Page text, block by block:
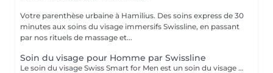
Votre parenthèse urbaine à Hamilius. Des soins express de 30
minutes aux soins du visage immersifs Swissline, en passant
par nos rituels de massage et...
Soin du visage pour Homme par Swissline
Le soin du visage Swiss Smart for Men est un soin du visage entièrement personnalisé de 45 à 60 minutes conçu pour les hommes qui cherchent à détoxifier et à renforcer leur peau. Ce soin du visage utilise exclusivement des produits Swissline végétaliens, améliorés avec la collection signature d'Age Intelligence Boosters pour protéger et rééquilibrer la peau. Il a un effet de détresse instantané et comprend un massage facial de 15 à 20 minutes combinant relaxation et drainage lymphatique pour détoxifier la peau, et c'est un moyen intelligent et rapide de paraître à votre meilleur. Principaux avantages : Rafraîchit et dynamise la peau fatiguée Atténue l'irritation Améliore le teint et la texture de la peau